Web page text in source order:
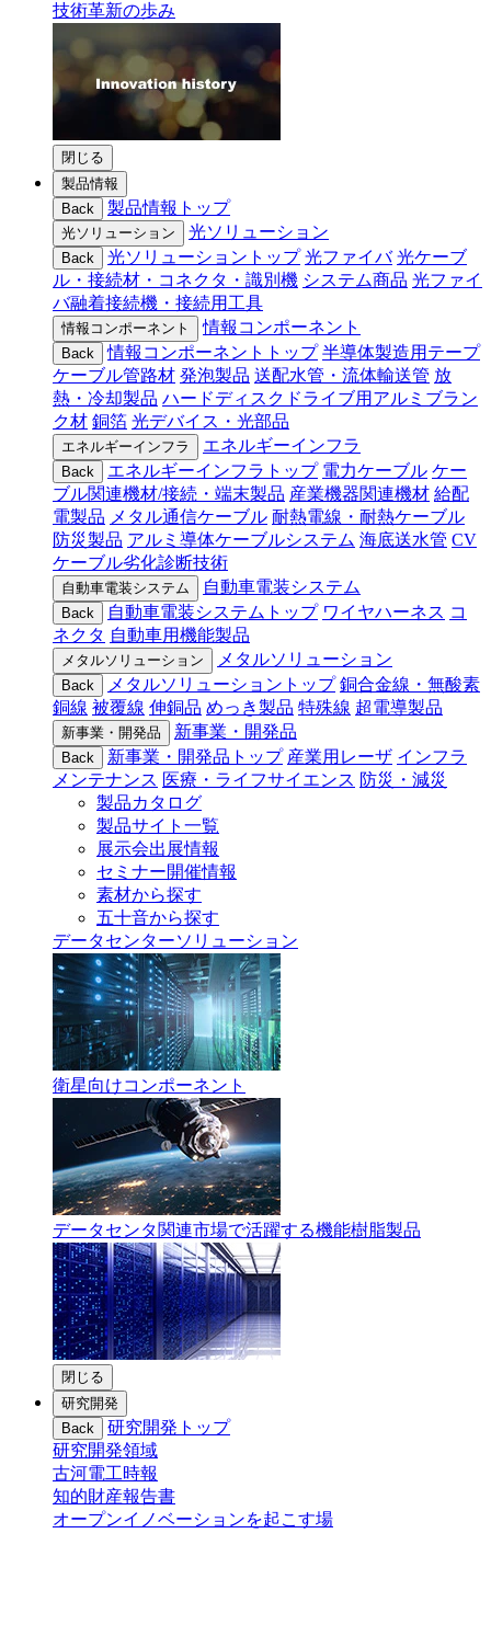
技術革新の歩み
閉じる
製品情報
Back
製品情報トップ
光ソリューション 光ソリューション
Back 光ソリューショントップ 光ファイバ 光ケーブ
ル・接続材・コネクタ・識別機 システム商品 光ファイ
バ融着接続機・接続用工具
情報コンポーネント 情報コンポーネント
Back 情報コンポーネントトップ 半導体製造用テープ
ケーブル管路材 発泡製品 送配水管・流体輸送管 放
熱・冷却製品 ハードディスクドライブ用アルミブラン
ク材 銅箔 光デバイス・光部品
エネルギーインフラ エネルギーインフラ
Back エネルギーインフラトップ 電力ケーブル ケー
ブル関連機材/接続・端末製品 産業機器関連機材 給配
電製品 メタル通信ケーブル 耐熱電線・耐熱ケーブル
防災製品 アルミ導体ケーブルシステム 海底送水管 CV
ケーブル劣化診断技術
自動車電装システム 自動車電装システム
Back 自動車電装システムトップ ワイヤハーネス コ
ネクタ 自動車用機能製品
メタルソリューション メタルソリューション
Back メタルソリューショントップ 銅合金線・無酸素
銅線 被覆線 伸銅品 めっき製品 特殊線 超電導製品
新事業・開発品 新事業・開発品
Back 新事業・開発品トップ 産業用レーザ インフラ
メンテナンス 医療・ライフサイエンス 防災・減災
製品カタログ
製品サイト一覧
展示会出展情報
セミナー開催情報
素材から探す
五十音から探す
データセンターソリューション
衛星向けコンポーネント
データセンタ関連市場で活躍する機能樹脂製品
閉じる
研究開発
Back
研究開発トップ
研究開発領域
古河電工時報
知的財産報告書
オープンイノベーションを起こす場